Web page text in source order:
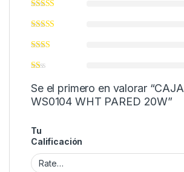
Se el primero en valorar
WS0104 WHT PARED 20W”
Tu
Calificación